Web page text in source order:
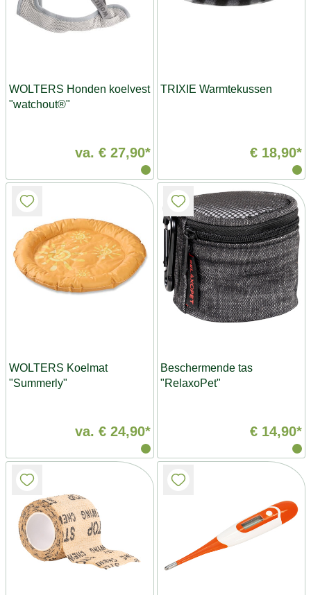
WOLTERS Honden koelvest
"watchout®"
va. € 27,90*
TRIXIE Warmtekussen
€ 18,90*
WOLTERS Koelmat
"Summerly"
va. € 24,90*
Beschermende tas
"RelaxoPet"
€ 14,90*